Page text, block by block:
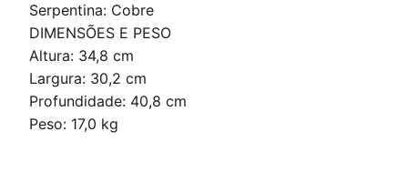
Serpentina: Cobre
DIMENSÕES E PESO
Altura: 34,8 cm
Largura: 30,2 cm
Profundidade: 40,8 cm
Peso: 17,0 kg